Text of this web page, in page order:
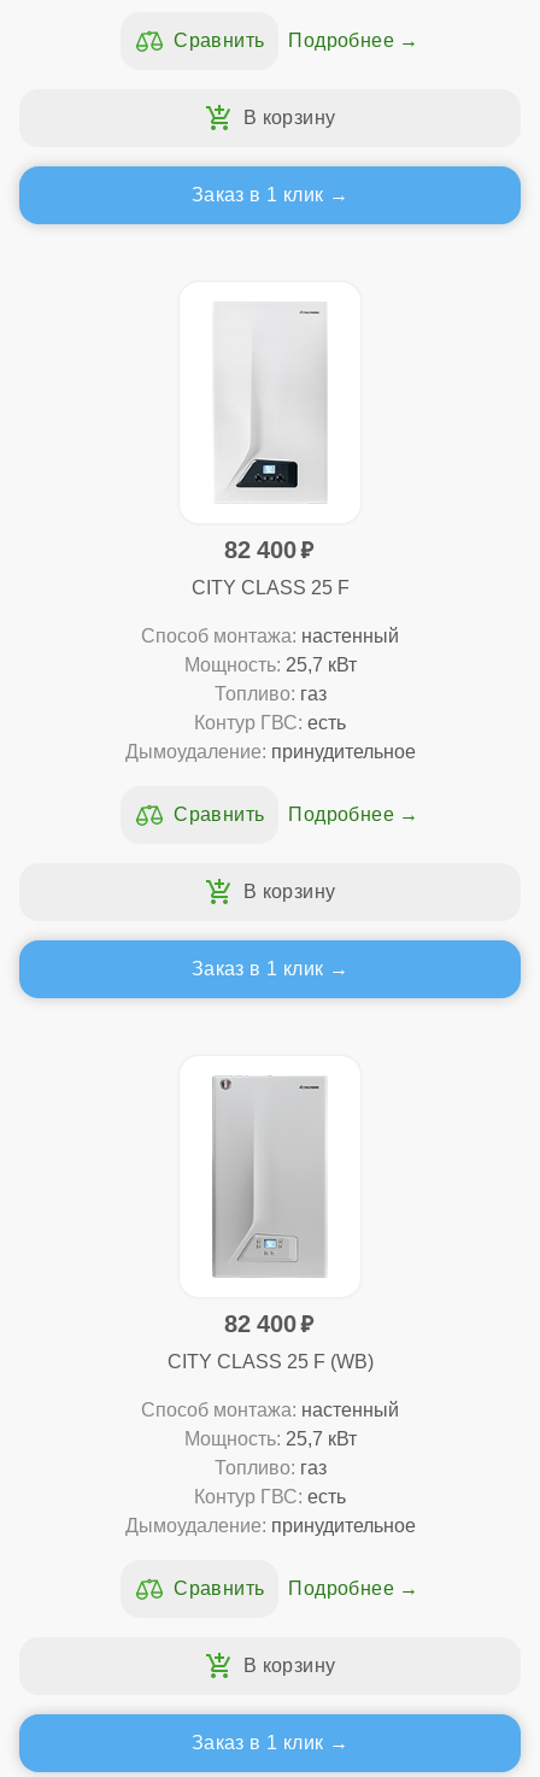
Подробнее
Заказ в 1 клик
82 400
CITY CLASS 25 F
Способ монтажа: настенный
Мощность: 25,7 кВт
Топливо: газ
Контур ГВС: есть
Дымоудаление: принудительное
Подробнее
Заказ в 1 клик
82 400
CITY CLASS 25 F (WB)
Способ монтажа: настенный
Мощность: 25,7 кВт
Топливо: газ
Контур ГВС: есть
Дымоудаление: принудительное
Подробнее
Заказ в 1 клик